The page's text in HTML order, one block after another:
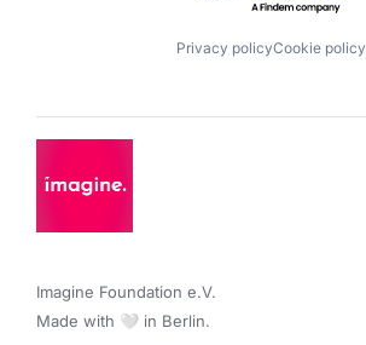
Privacy policyCookie policy
Imagine Foundation e.V.
Made with 🤍 in Berlin.